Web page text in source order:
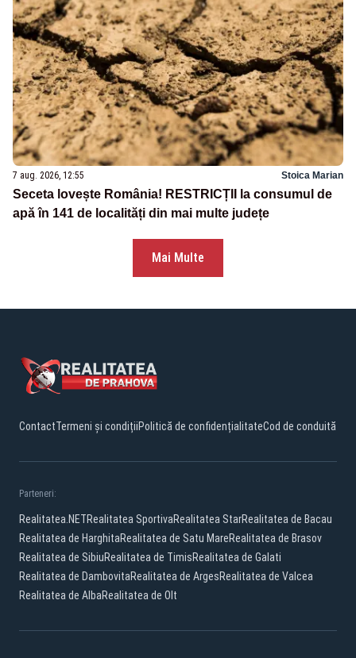
7 aug. 2026, 12:55 Stoica Marian
Seceta lovește România! RESTRICȚII la consumul de
apă în 141 de localități din mai multe județe
Mai Multe
ContactTermeni și condițiiPolitică de confidențialitateCod de conduită
Parteneri:
Realitatea.NETRealitatea SportivaRealitatea StarRealitatea de Bacau
Realitatea de HarghitaRealitatea de Satu MareRealitatea de Brasov
Realitatea de SibiuRealitatea de TimisRealitatea de Galati
Realitatea de DambovitaRealitatea de ArgesRealitatea de Valcea
Realitatea de AlbaRealitatea de Olt